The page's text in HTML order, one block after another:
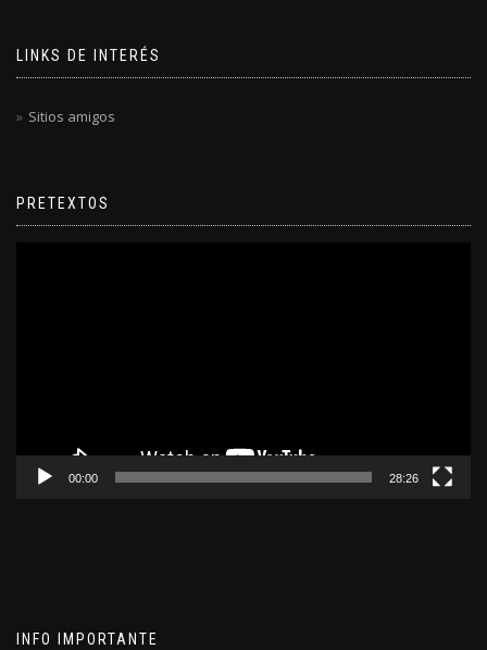
LINKS DE INTERÉS
Sitios amigos
PRETEXTOS
00:00 28:26
INFO IMPORTANTE